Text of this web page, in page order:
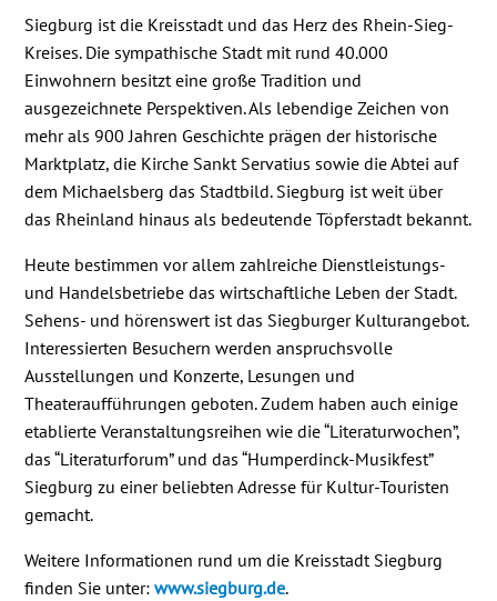
Siegburg ist die Kreisstadt und das Herz des Rhein-Sieg-
Kreises. Die sympathische Stadt mit rund 40.000
Einwohnern besitzt eine große Tradition und
ausgezeichnete Perspektiven. Als lebendige Zeichen von
mehr als 900 Jahren Geschichte prägen der historische
Marktplatz, die Kirche Sankt Servatius sowie die Abtei auf
dem Michaelsberg das Stadtbild. Siegburg ist weit über
das Rheinland hinaus als bedeutende Töpferstadt bekannt.
Heute bestimmen vor allem zahlreiche Dienstleistungs-
und Handelsbetriebe das wirtschaftliche Leben der Stadt.
Sehens- und hörenswert ist das Siegburger Kulturangebot.
Interessierten Besuchern werden anspruchsvolle
Ausstellungen und Konzerte, Lesungen und
Theateraufführungen geboten. Zudem haben auch einige
etablierte Veranstaltungsreihen wie die “Literaturwochen”,
das “Literaturforum” und das “Humperdinck-Musikfest”
Siegburg zu einer beliebten Adresse für Kultur-Touristen
gemacht.
Weitere Informationen rund um die Kreisstadt Siegburg
finden Sie unter:www.siegburg.de.